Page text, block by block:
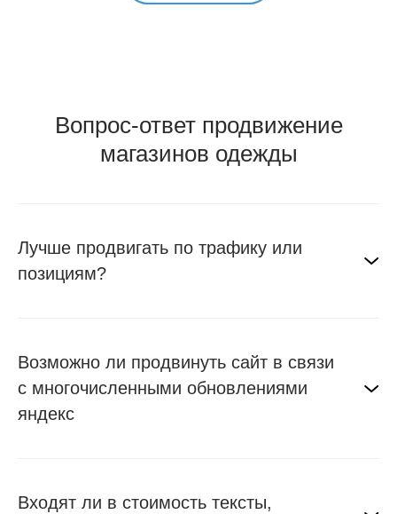
Вопрос-ответ продвижение
магазинов одежды
Лучше продвигать по трафику или
позициям?
Возможно ли продвинуть сайт в связи
с многочисленными обновлениями
яндекс
Входят ли в стоимость тексты,